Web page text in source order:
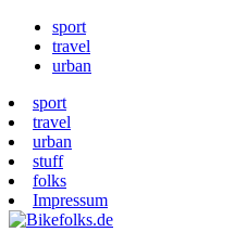
sport
travel
urban
sport
travel
urban
stuff
folks
Impressum